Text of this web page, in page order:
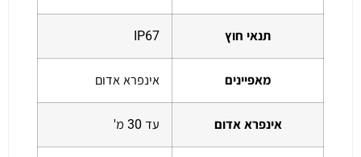
תנאי חוץ IP67
מאפיינים אינפרא אדום
אינפרא אדום עד 30 מ'